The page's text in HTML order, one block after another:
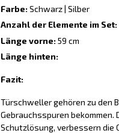
Farbe:Schwarz | Silber
Anzahl der Elemente im Set:
Länge vorne:59 cm
Länge hinten:
Fazit:
Türschweller gehören zu den
Gebrauchsspuren
Schutzlösung, verbessern die